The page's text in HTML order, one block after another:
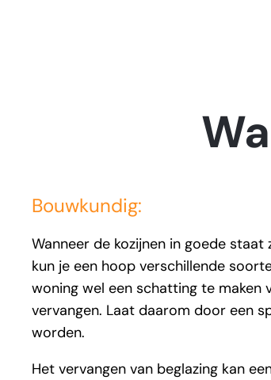
Bouwkundig:
Wanneer de kozijnen in goede
kun je een hoop verschillende
woning wel een schatting te maken
vervangen. Laat daarom door een
worden.
Het vervangen van beglazing kan